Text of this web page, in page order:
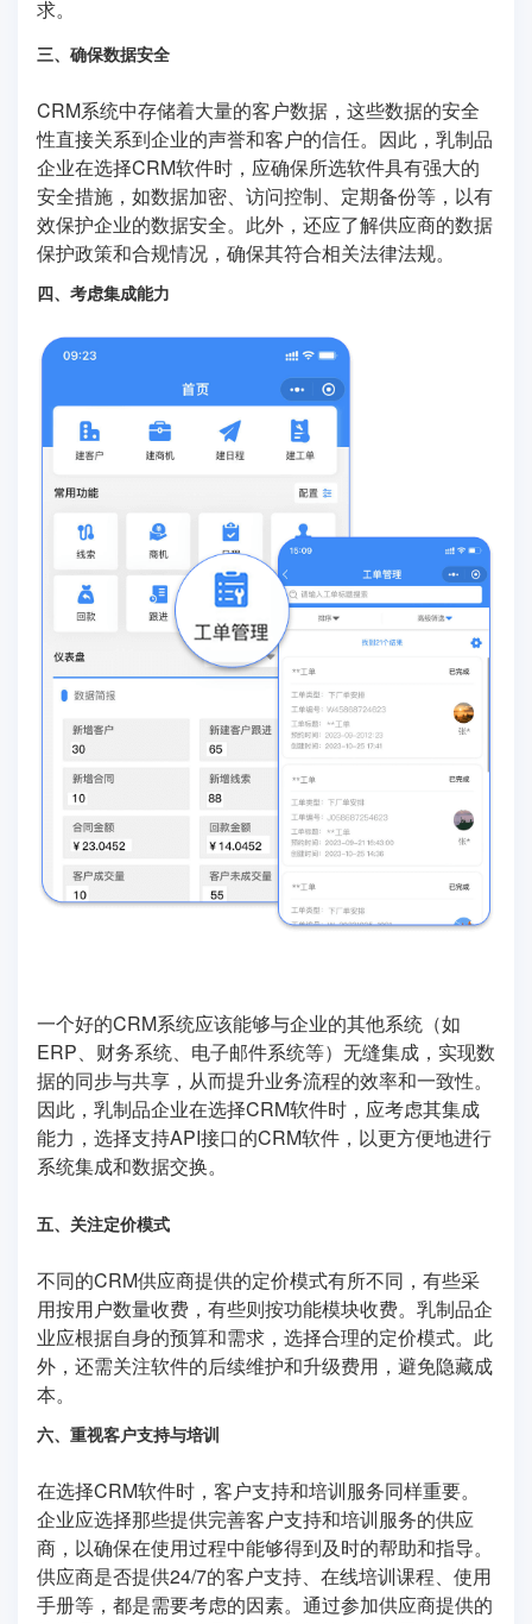
求。
三、确保数据安全
CRM系统中存储着大量的客户数据，这些数据的安全
性直接关系到企业的声誉和客户的信任。因此，乳制品
企业在选择CRM软件时，应确保所选软件具有强大的
安全措施，如数据加密、访问控制、定期备份等，以有
效保护企业的数据安全。此外，还应了解供应商的数据
保护政策和合规情况，确保其符合相关法律法规。
四、考虑集成能力
一个好的CRM系统应该能够与企业的其他系统（如
ERP、财务系统、电子邮件系统等）无缝集成，实现数
据的同步与共享，从而提升业务流程的效率和一致性。
因此，乳制品企业在选择CRM软件时，应考虑其集成
能力，选择支持API接口的CRM软件，以更方便地进行
系统集成和数据交换。
五、关注定价模式
不同的CRM供应商提供的定价模式有所不同，有些采
用按用户数量收费，有些则按功能模块收费。乳制品企
业应根据自身的预算和需求，选择合理的定价模式。此
外，还需关注软件的后续维护和升级费用，避免隐藏成
本。
六、重视客户支持与培训
在选择CRM软件时，客户支持和培训服务同样重要。
企业应选择那些提供完善客户支持和培训服务的供应
商，以确保在使用过程中能够得到及时的帮助和指导。
供应商是否提供24/7的客户支持、在线培训课程、使用
手册等，都是需要考虑的因素。通过参加供应商提供的